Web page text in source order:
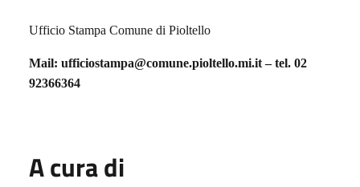
Ufficio Stampa Comune di Pioltello
Mail: ufficiostampa@comune.pioltello.mi.it – tel. 02
92366364
A cura di